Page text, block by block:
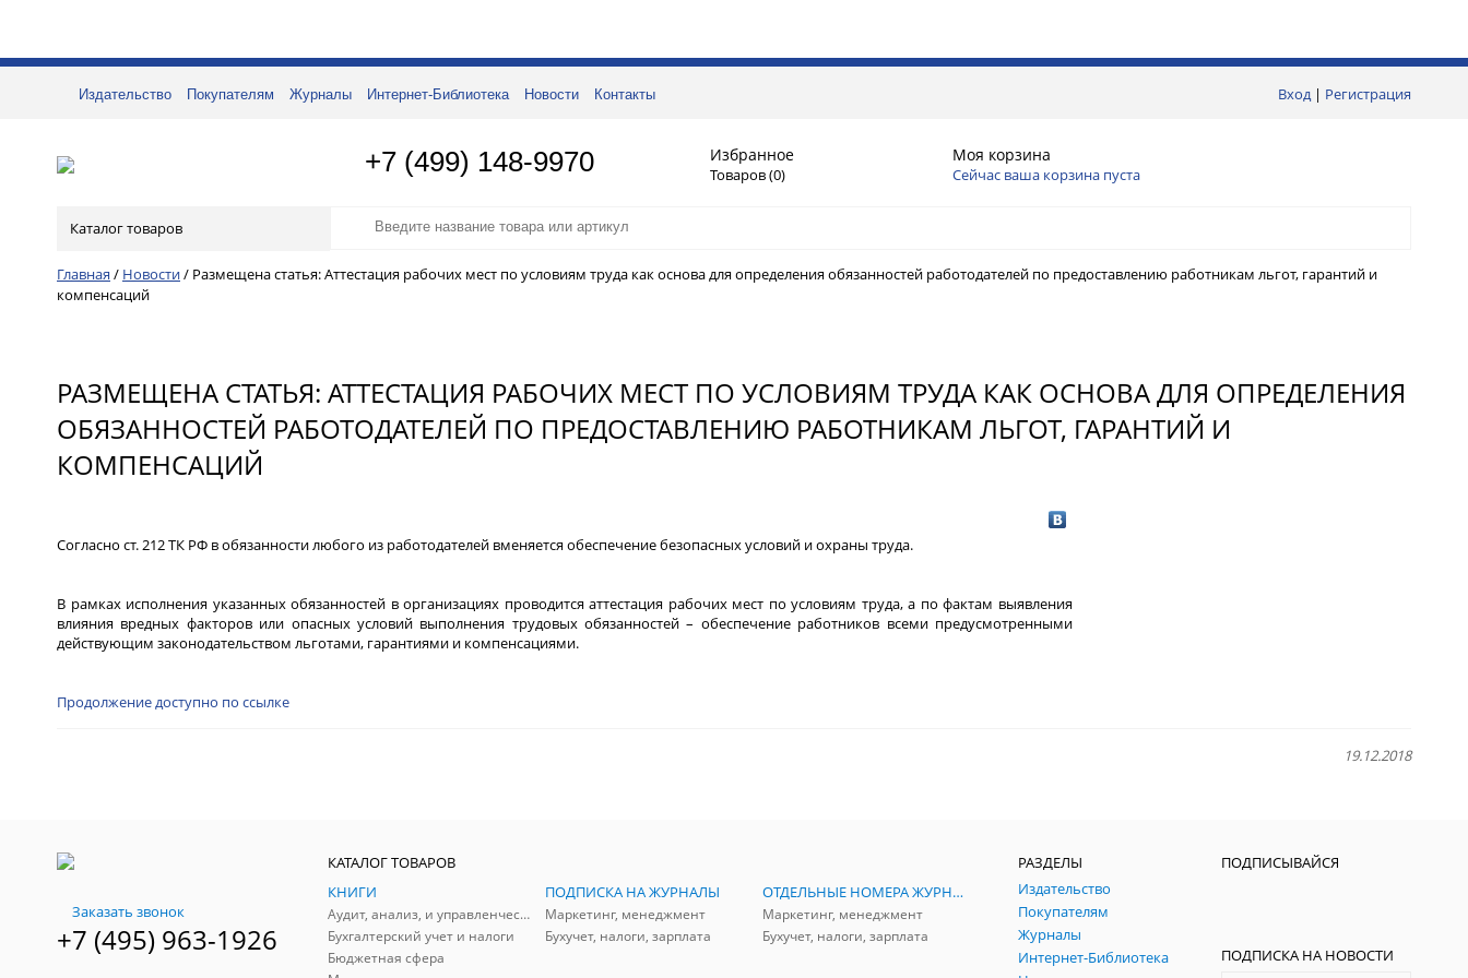
Вход| Регистрация
Издательство Покупателям Журналы Интернет-Библиотека Новости Контакты
+7 (499) 148-9970 Избранное
Товаров (0)
Моя корзина
Сейчас ваша корзина пуста
Каталог товаров
Главная / Новости/ Размещена статья: Аттестация рабочих мест по условиям труда как основа для определения обязанностей работодателей по предоставлению работникам льгот, гарантий и
компенсаций
РАЗМЕЩЕНА СТАТЬЯ: АТТЕСТАЦИЯ РАБОЧИХ МЕСТ ПО УСЛОВИЯМ ТРУДА КАК ОСНОВА ДЛЯ ОПРЕДЕЛЕНИЯ
ОБЯЗАННОСТЕЙ РАБОТОДАТЕЛЕЙ ПО ПРЕДОСТАВЛЕНИЮ РАБОТНИКАМ ЛЬГОТ, ГАРАНТИЙ И
КОМПЕНСАЦИЙ
Согласно ст. 212 ТК РФ в обязанности любого из работодателей вменяется обеспечение безопасных условий и охраны труда.
В рамках исполнения указанных обязанностей в организациях проводится аттестация рабочих мест по условиям труда, а по фактам выявления
влияния вредных факторов или опасных условий выполнения трудовых обязанностей – обеспечение работников всеми предусмотренными
действующим законодательством льготами, гарантиями и компенсациями.
Продолжение доступно по ссылке
19.12.2018
Заказать звонок
+7 (495) 963-1926
КАТАЛОГ ТОВАРОВ
КНИГИ
Аудит, анализ, и управленческий учет
Бухгалтерский учет и налоги
Бюджетная сфера
ПОДПИСКА НА ЖУРНАЛЫ
Маркетинг, менеджмент
Бухучет, налоги, зарплата
ОТДЕЛЬНЫЕ НОМЕРА ЖУРНАЛОВ
Маркетинг, менеджмент
Бухучет, налоги, зарплата
РАЗДЕЛЫ
Издательство
Покупателям
Журналы
Интернет-Библиотека
ПОДПИСЫВАЙСЯ
ПОДПИСКА НА НОВОСТИ